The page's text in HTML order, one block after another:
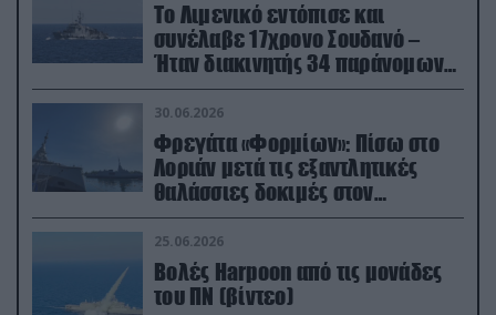
Το Λιμενικό εντόπισε και
συνέλαβε 17χρονο Σουδανό –
Ήταν διακινητής 34 παράνομων
μεταναστών
30.06.2026
Φρεγάτα «Φορμίων»: Πίσω στο
Λοριάν μετά τις εξαντλητικές
θαλάσσιες δοκιμές στον
απαιτητικό Βισκαϊκό
25.06.2026
Βολές Harpoon από τις μονάδες
του ΠΝ (βίντεο)